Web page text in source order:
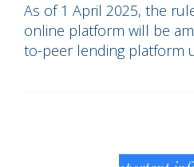
As of 1 April 2025, the
online platform will be
to-peer lending platform